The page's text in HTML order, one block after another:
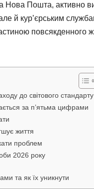
Нова Пошта, активно
й кур’єрським
повсякденного
до світового стандарту
за п’ятьма цифрами
життя
проблем
2026 року
та як їх уникнути